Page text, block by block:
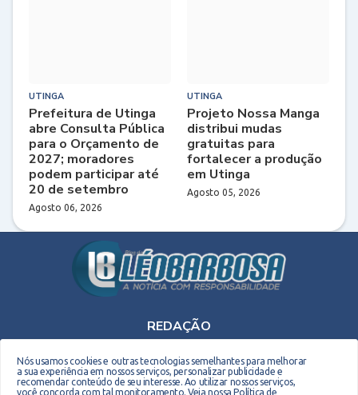
UTINGA
Prefeitura de Utinga
abre Consulta Pública
para o Orçamento de
2027; moradores
podem participar até
20 de setembro
Agosto 06, 2026
UTINGA
Projeto Nossa Manga
distribui mudas
gratuitas para
fortalecer a produção
em Utinga
Agosto 05, 2026
REDAÇÃO
Nós usamos cookies e outras tecnologias semelhantes para melhorar
a sua experiência em nossos serviços, personalizar publicidade e
recomendar conteúdo de seu interesse. Ao utilizar nossos serviços,
você concorda com tal monitoramento.Veja nossa Política de